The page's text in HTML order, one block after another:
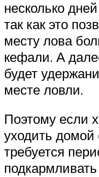
несколько
так как это
месту лова
кефали. А
будет
месте ловли.
Поэтому если
уходить
требуется